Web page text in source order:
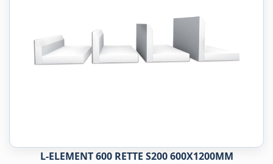
L-ELEMENT 600 RETTE S200 600X1200MM